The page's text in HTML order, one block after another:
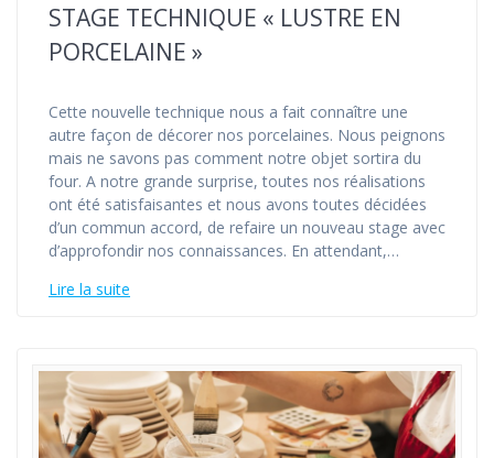
STAGE TECHNIQUE « LUSTRE EN
PORCELAINE »
Cette nouvelle technique nous a fait connaître une
autre façon de décorer nos porcelaines. Nous peignons
mais ne savons pas comment notre objet sortira du
four. A notre grande surprise, toutes nos réalisations
ont été satisfaisantes et nous avons toutes décidées
d’un commun accord, de refaire un nouveau stage avec
d’approfondir nos connaissances. En attendant,…
Lire la suite